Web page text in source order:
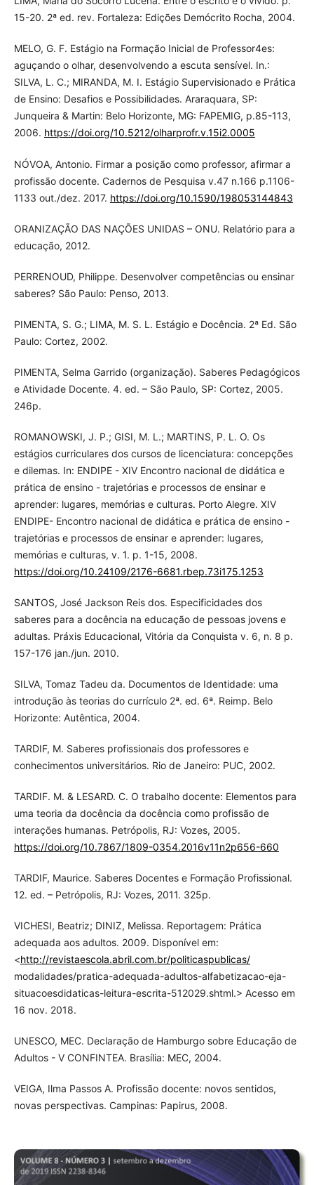
15-20. 2ª ed. rev. Fortaleza: Edições Demócrito Rocha, 2004.
MELO, G. F. Estágio na Formação Inicial de Professor4es:
aguçando o olhar, desenvolvendo a escuta sensível. In.:
SILVA, L. C.; MIRANDA, M. I. Estágio Supervisionado e Prática
de Ensino: Desafios e Possibilidades. Araraquara, SP:
Junqueira & Martin: Belo Horizonte, MG: FAPEMIG, p.85-113,
2006. https://doi.org/10.5212/olharprofr.v.15i2.0005
NÓVOA, Antonio. Firmar a posição como professor, afirmar a
profissão docente. Cadernos de Pesquisa v.47 n.166 p.1106-
1133 out./dez. 2017. https://doi.org/10.1590/198053144843
ORANIZAÇÃO DAS NAÇÕES UNIDAS – ONU. Relatório para a
educação, 2012.
PERRENOUD, Philippe. Desenvolver competências ou ensinar
saberes? São Paulo: Penso, 2013.
PIMENTA, S. G.; LIMA, M. S. L. Estágio e Docência. 2ª Ed. São
Paulo: Cortez, 2002.
PIMENTA, Selma Garrido (organização). Saberes Pedagógicos
e Atividade Docente. 4. ed. – São Paulo, SP: Cortez, 2005.
246p.
ROMANOWSKI, J. P.; GISI, M. L.; MARTINS, P. L. O. Os
estágios curriculares dos cursos de licenciatura: concepções
e dilemas. In: ENDIPE - XIV Encontro nacional de didática e
prática de ensino - trajetórias e processos de ensinar e
aprender: lugares, memórias e culturas. Porto Alegre. XIV
ENDIPE- Encontro nacional de didática e prática de ensino -
trajetórias e processos de ensinar e aprender: lugares,
memórias e culturas, v. 1. p. 1-15, 2008.
https://doi.org/10.24109/2176-6681.rbep.73i175.1253
SANTOS, José Jackson Reis dos. Especificidades dos
saberes para a docência na educação de pessoas jovens e
adultas. Práxis Educacional, Vitória da Conquista v. 6, n. 8 p.
157-176 jan./jun. 2010.
SILVA, Tomaz Tadeu da. Documentos de Identidade: uma
introdução às teorias do currículo 2ª. ed. 6ª. Reimp. Belo
Horizonte: Autêntica, 2004.
TARDIF, M. Saberes profissionais dos professores e
conhecimentos universitários. Rio de Janeiro: PUC, 2002.
TARDIF. M. & LESARD. C. O trabalho docente: Elementos para
uma teoria da docência da docência como profissão de
interações humanas. Petrópolis, RJ: Vozes, 2005.
https://doi.org/10.7867/1809-0354.2016v11n2p656-660
TARDIF, Maurice. Saberes Docentes e Formação Profissional.
12. ed. – Petrópolis, RJ: Vozes, 2011. 325p.
VICHESI, Beatriz; DINIZ, Melissa. Reportagem: Prática
adequada aos adultos. 2009. Disponível em:
<http://revistaescola.abril.com.br/politicaspublicas/
modalidades/pratica-adequada-adultos-alfabetizacao-eja-
situacoesdidaticas-leitura-escrita-512029.shtml.> Acesso em
16 nov. 2018.
UNESCO, MEC. Declaração de Hamburgo sobre Educação de
Adultos - V CONFINTEA. Brasília: MEC, 2004.
VEIGA, Ilma Passos A. Profissão docente: novos sentidos,
novas perspectivas. Campinas: Papirus, 2008.